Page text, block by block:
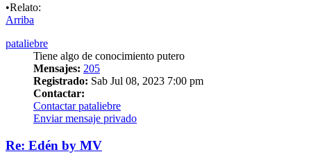
•Relato:
Arriba
pataliebre
Tiene algo de conocimiento putero
Mensajes: 205
Registrado: Sab Jul 08, 2023 7:00 pm
Contactar:
Contactar pataliebre
Enviar mensaje privado
Re: Edén by MV